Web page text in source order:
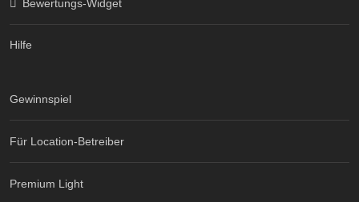
Bewertungs-Widget
Hilfe
Gewinnspiel
Für Location-Betreiber
Premium Light